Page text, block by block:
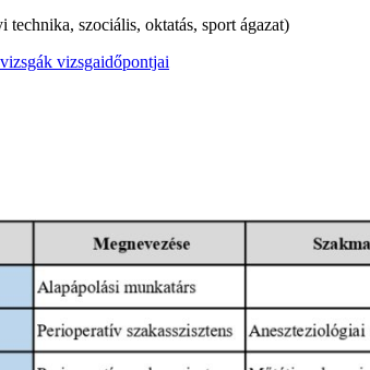
technika, szociális, oktatás, sport ágazat)
vizsgaidőpontjai